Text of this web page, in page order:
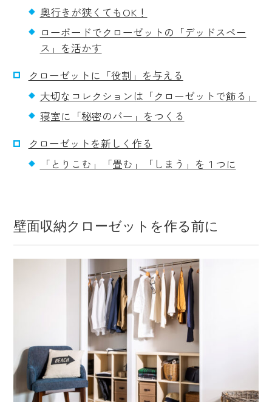
奥行きが狭くてもOK！
ローボードでクローゼットの「デッドスペー
ス」を活かす
クローゼットに「役割」を与える
大切なコレクションは「クローゼットで飾る」
寝室に「秘密のバー」をつくる
クローゼットを新しく作る
「とりこむ」「畳む」「しまう」を１つに
壁面収納クローゼットを作る前に